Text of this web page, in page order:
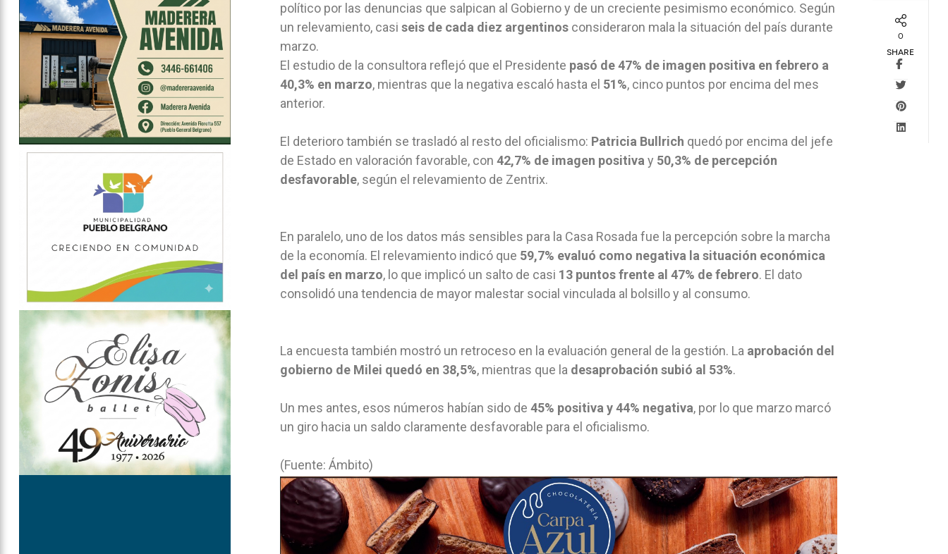
político por las denuncias que salpican al Gobierno y de un creciente pesimismo económico. Según
un relevamiento, casi seis de cada diez argentinos consideraron mala la situación del país durante
marzo.
El estudio de la consultora reflejó que el Presidente pasó de 47% de imagen positiva en febrero a
40,3% en marzo, mientras que la negativa escaló hasta el 51%, cinco puntos por encima del mes
anterior.
El deterioro también se trasladó al resto del oficialismo: Patricia Bullrich quedó por encima del jefe
de Estado en valoración favorable, con 42,7% de imagen positiva y 50,3% de percepción
desfavorable, según el relevamiento de Zentrix.
En paralelo, uno de los datos más sensibles para la Casa Rosada fue la percepción sobre la marcha
de la economía. El relevamiento indicó que 59,7% evaluó como negativa la situación económica
del país en marzo, lo que implicó un salto de casi 13 puntos frente al 47% de febrero. El dato
consolidó una tendencia de mayor malestar social vinculada al bolsillo y al consumo.
La encuesta también mostró un retroceso en la evaluación general de la gestión. La aprobación del
gobierno de Milei quedó en 38,5%, mientras que la desaprobación subió al 53%.
Un mes antes, esos números habían sido de 45% positiva y 44% negativa, por lo que marzo marcó
un giro hacia un saldo claramente desfavorable para el oficialismo.
(Fuente: Ámbito)
0
SHARE